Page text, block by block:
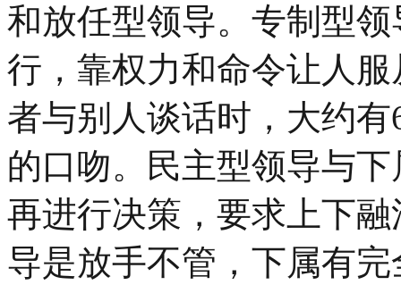
和放任型领导。专制型
行，靠权力和命令让人
者与别人谈话时，大约
的口吻。民主型领导与
再进行决策，要求上下
导是放手不管，下属有